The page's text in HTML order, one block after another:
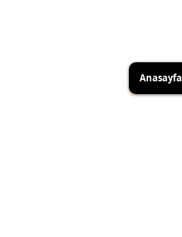
Anasayfa